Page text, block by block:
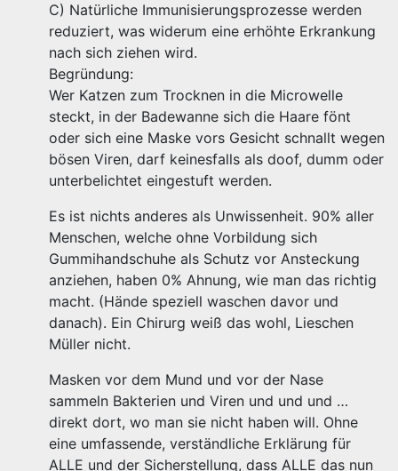
C) Natürliche Immunisierungsprozesse werden
reduziert, was widerum eine erhöhte Erkrankung
nach sich ziehen wird.
Begründung:
Wer Katzen zum Trocknen in die Microwelle
steckt, in der Badewanne sich die Haare fönt
oder sich eine Maske vors Gesicht schnallt wegen
bösen Viren, darf keinesfalls als doof, dumm oder
unterbelichtet eingestuft werden.
Es ist nichts anderes als Unwissenheit. 90% aller
Menschen, welche ohne Vorbildung sich
Gummihandschuhe als Schutz vor Ansteckung
anziehen, haben 0% Ahnung, wie man das richtig
macht. (Hände speziell waschen davor und
danach). Ein Chirurg weiß das wohl, Lieschen
Müller nicht.
Masken vor dem Mund und vor der Nase
sammeln Bakterien und Viren und und und …
direkt dort, wo man sie nicht haben will. Ohne
eine umfassende, verständliche Erklärung für
ALLE und der Sicherstellung, dass ALLE das nun